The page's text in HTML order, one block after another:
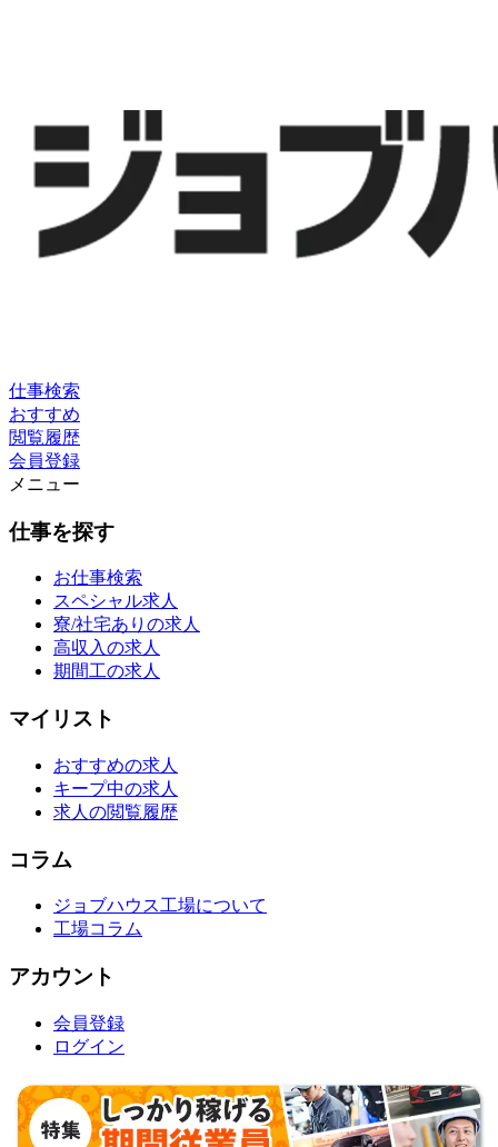
仕事検索
おすすめ
閲覧履歴
会員登録
メニュー
仕事を探す
お仕事検索
スペシャル求人
寮/社宅ありの求人
高収入の求人
期間工の求人
マイリスト
おすすめの求人
キープ中の求人
求人の閲覧履歴
コラム
ジョブハウス工場について
工場コラム
アカウント
会員登録
ログイン